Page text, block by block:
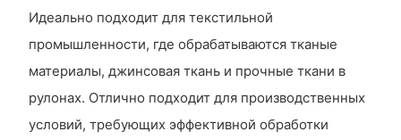
Идеально подходит для текстильной
промышленности, где обрабатываются тканые
материалы, джинсовая ткань и прочные ткани в
рулонах. Отлично подходит для производственных
условий, требующих эффективной обработки